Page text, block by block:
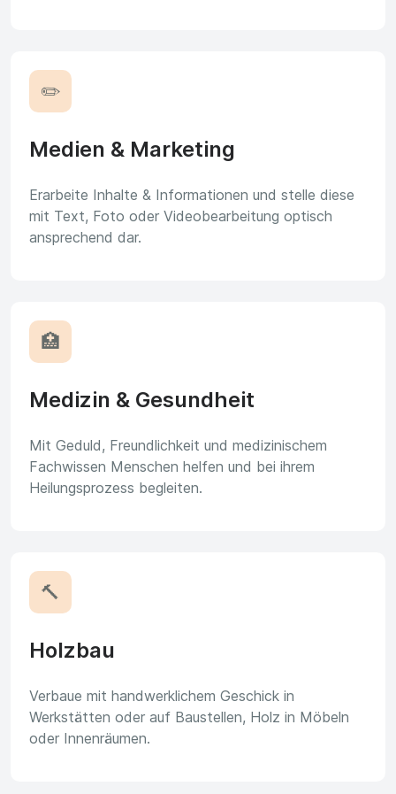
✏️
Medien & Marketing
Erarbeite Inhalte & Informationen und stelle diese
mit Text, Foto oder Videobearbeitung optisch
ansprechend dar.
🏥
Medizin & Gesundheit
Mit Geduld, Freundlichkeit und medizinischem
Fachwissen Menschen helfen und bei ihrem
Heilungsprozess begleiten.
🔨
Holzbau
Verbaue mit handwerklichem Geschick in
Werkstätten oder auf Baustellen, Holz in Möbeln
oder Innenräumen.